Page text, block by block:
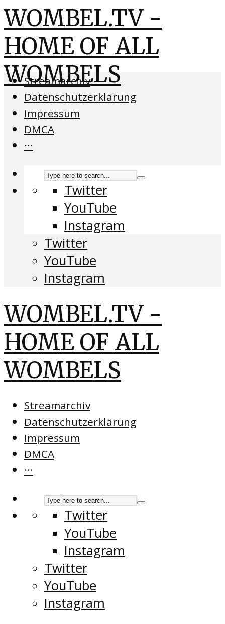
WOMBEL.TV -
HOME OF ALL
WOMBELS
Streamarchiv
Datenschutzerklärung
Impressum
DMCA
···
Twitter
YouTube
Instagram
Twitter
YouTube
Instagram
WOMBEL.TV -
HOME OF ALL
WOMBELS
Streamarchiv
Datenschutzerklärung
Impressum
DMCA
···
Twitter
YouTube
Instagram
Twitter
YouTube
Instagram